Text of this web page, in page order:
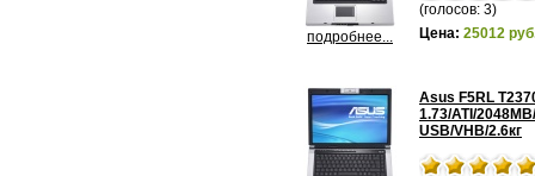
подробнее...
(голосов: 3)
Цена: 25012
Asus F5RL
1.73/ATI/
USB/VHB/2.6кг